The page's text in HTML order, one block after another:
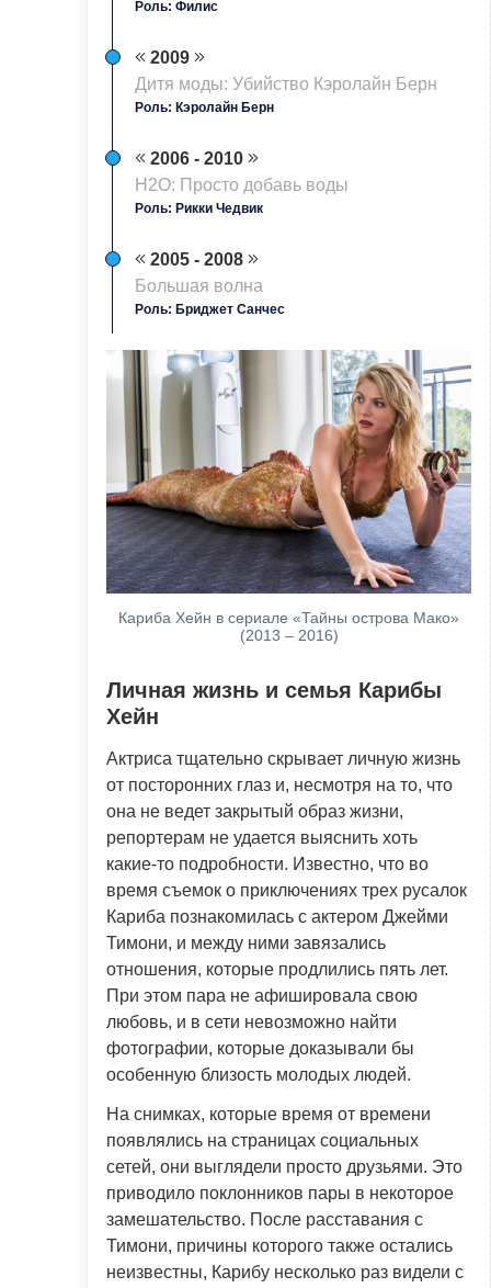
Роль: Филис
2009
Дитя моды: Убийство Кэролайн Берн
Роль: Кэролайн Берн
2006 - 2010
H2O: Просто добавь воды
Роль: Рикки Чедвик
2005 - 2008
Большая волна
Роль: Бриджет Санчес
Кариба Хейн в сериале «Тайны острова Мако»
(2013 – 2016)
Личная жизнь и семья Карибы
Хейн
Актриса тщательно скрывает личную жизнь
от посторонних глаз и, несмотря на то, что
она не ведет закрытый образ жизни,
репортерам не удается выяснить хоть
какие-то подробности. Известно, что во
время съемок о приключениях трех русалок
Кариба познакомилась с актером Джейми
Тимони, и между ними завязались
отношения, которые продлились пять лет.
При этом пара не афишировала свою
любовь, и в сети невозможно найти
фотографии, которые доказывали бы
особенную близость молодых людей.
На снимках, которые время от времени
появлялись на страницах социальных
сетей, они выглядели просто друзьями. Это
приводило поклонников пары в некоторое
замешательство. После расставания с
Тимони, причины которого также остались
неизвестны, Карибу несколько раз видели с